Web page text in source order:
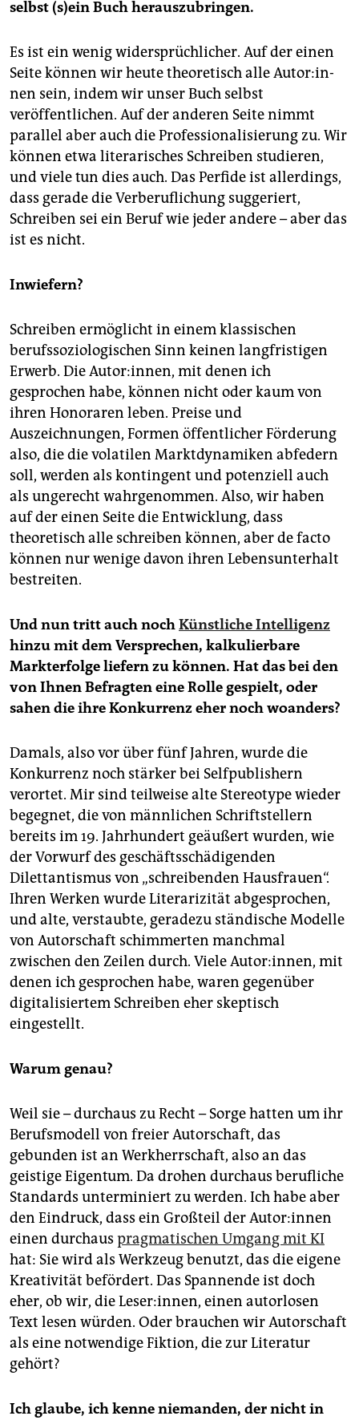
selbst (s)ein Buch herauszubringen.
Es ist ein wenig widersprüchlicher. Auf der einen
Seite können wir heute theoretisch alle Au­to­r:in­
nen sein, indem wir unser Buch selbst
veröffentlichen. Auf der anderen Seite nimmt
parallel aber auch die Professionalisierung zu. Wir
können etwa literarisches Schreiben studieren,
und viele tun dies auch. Das Perfide ist allerdings,
dass gerade die Verberuflichung suggeriert,
Schreiben sei ein Beruf wie jeder andere – aber das
ist es nicht.
Inwiefern?
Schreiben ermöglicht in einem klassischen
berufssoziologischen Sinn keinen langfristigen
Erwerb. Die Autor:innen, mit denen ich
gesprochen habe, können nicht oder kaum von
ihren Honoraren leben. Preise und
Auszeichnungen, Formen öffentlicher Förderung
also, die die volatilen Marktdynamiken abfedern
soll, werden als kontingent und potenziell auch
als ungerecht wahrgenommen. Also, wir haben
auf der einen Seite die Entwicklung, dass
theoretisch alle schreiben können, aber de facto
können nur wenige davon ihren Lebensunterhalt
bestreiten.
Und nun tritt auch nochKünstliche Intelligenz
hinzu mit dem Versprechen, kalkulierbare
Markterfolge liefern zu können. Hat das bei den
von Ihnen Befragten eine Rolle gespielt, oder
sahen die ihre Konkurrenz eher noch woanders?
Damals, also vor über fünf Jahren, wurde die
Konkurrenz noch stärker bei Selfpublishern
verortet. Mir sind teilweise alte Stereotype wieder
begegnet, die von männlichen Schriftstellern
bereits im 19. Jahrhundert geäußert wurden, wie
der Vorwurf des geschäftsschädigenden
Dilettantismus von „schreibenden Hausfrauen“.
Ihren Werken wurde Literarizität abgesprochen,
und alte, verstaubte, geradezu ständische Modelle
von Autorschaft schimmerten manchmal
zwischen den Zeilen durch. Viele Autor:innen, mit
denen ich gesprochen habe, waren gegenüber
digitalisiertem Schreiben eher skeptisch
eingestellt.
Warum genau?
Weil sie – durchaus zu Recht – Sorge hatten um ihr
Berufsmodell von freier Autorschaft, das
gebunden ist an Werkherrschaft, also an das
geistige Eigentum. Da drohen durchaus berufliche
Standards unterminiert zu werden. Ich habe aber
den Eindruck, dass ein Großteil der Au­to­r:in­nen
einen durchaus pragmatischen Umgang mit KI
hat: Sie wird als Werkzeug benutzt, das die eigene
Kreativität befördert. Das Spannende ist doch
eher, ob wir, die Leser:innen, einen autorlosen
Text lesen würden. Oder brauchen wir Autorschaft
als eine notwendige Fiktion, die zur Literatur
gehört?
Ich glaube, ich kenne niemanden, der nicht in